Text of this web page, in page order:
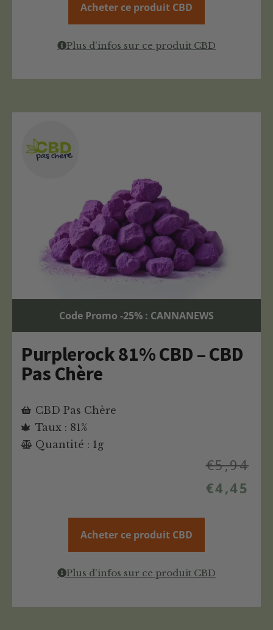
Acheter ce produit CBD
Plus d'infos sur ce produit CBD
Code Promo -25% : CANNANEWS
Purplerock 81% CBD – CBD
Pas Chère
CBD Pas Chère
Taux : 81%
Quantité : 1g
€5,94
€4,45
Acheter ce produit CBD
Plus d'infos sur ce produit CBD